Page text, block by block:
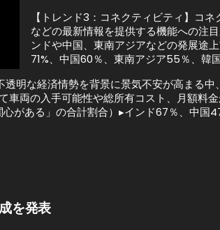
【トレンド3：コネクティビティ】コ
などの最新情報を提供する機能への注
ンドや中国、東南アジアなどの発展途
71%、中国60％、東南アジア55％、韓
透明な経済情勢を背景に景気不安が高まる
車両の入手可能性や総所有コスト、月額
がある」の合計割合）▸インド67％、中国
を発表